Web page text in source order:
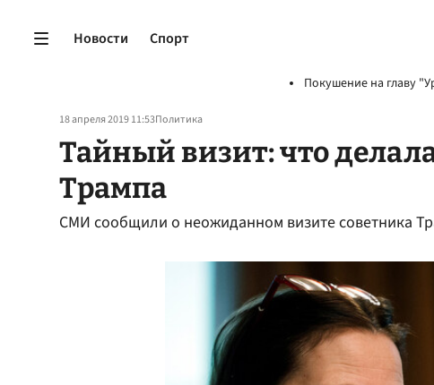
Новости Спорт
Покушение на главу
18 апреля 2019 11:53Политика
Тайный визит: что
Трампа
СМИ сообщили о неожиданном визите советника